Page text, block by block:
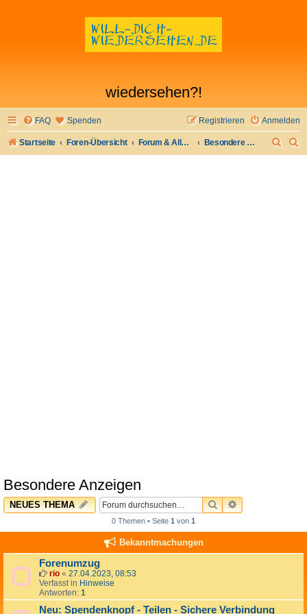
wiedersehen?!
FAQ Spenden Anmelden
Registrieren
Startseite Foren-Übersicht Forum & Allgemeines Besondere Anzeigen
Besondere Anzeigen
NEUES THEMA SUCHEERWEITERTE
0 Themen • Seite 1 von 1
Bekanntmachungen
Forenumzug
rio « 27.04.2023, 08:53
Verfasst in Hinweise
Antworten: 1
Neu: Spendenknopf - Teilen - Sichere Verbindung